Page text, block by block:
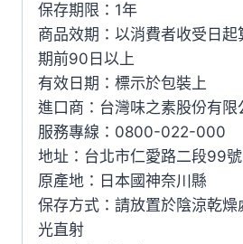
保存期限：1年
商品效期：以消費者收受日起
期前90日以上
有效日期：標示於包裝上
進口商：台灣味之素股份有限
服務專線：0800-022-000
地址：台北市仁愛路二段99
原產地：日本國神奈川縣
保存方式：請放置於陰涼乾
光直射